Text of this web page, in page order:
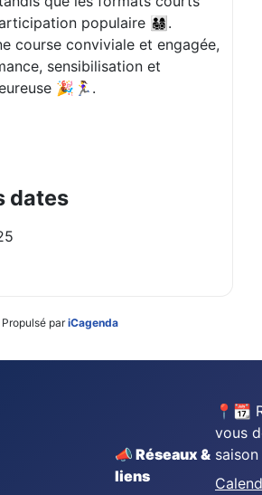
populaire 👨‍👩‍👧‍👦.
course conviviale et engagée,
sensibilisation et
🎉🏃‍♀️.
dates
Propulsé pariCagenda
📣 Réseaux &
liens
📍📆
vous
saison